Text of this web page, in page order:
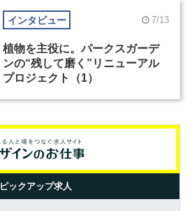
インタビュー 7/13
植物を主役に。パークスガーデ
ンの“残して磨く”リニューアル
プロジェクト（1）
ピックアップ求人